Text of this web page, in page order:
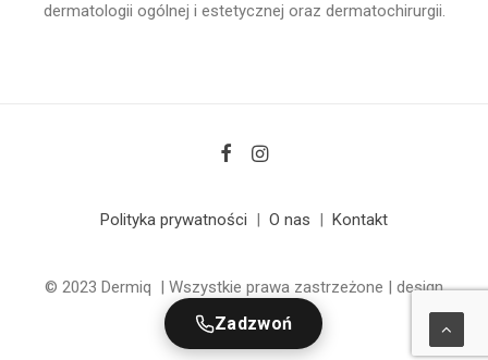
dermatologii ogólnej i estetycznej oraz dermatochirurgii.
Polityka prywatności | O nas | Kontakt
© 2023 Dermiq | Wszystkie prawa zastrzeżone | design
Zadzwoń